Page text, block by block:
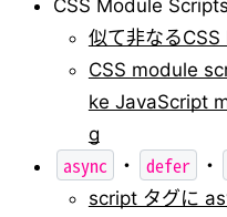
CSS Module Scripts
似て非なる
CSS module
ke JavaScript
g
async ・ defer ・
script タグに